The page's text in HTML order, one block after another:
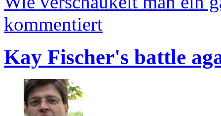
kommentiert
Kay Fischer's battle